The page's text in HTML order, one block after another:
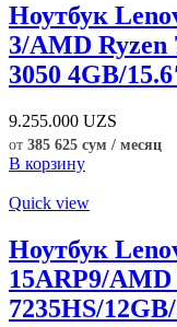
Ноутбук
3/AMD Ryzen
3050 4GB/
9.255.000 UZS
от 385 625 сум / месяц
В корзину
Quick view
Ноутбук
15ARP9/AMD
7235HS/